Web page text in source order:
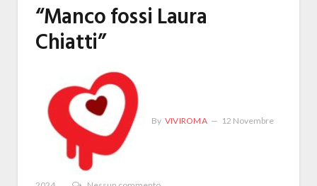
“Manco fossi Laura
Chiatti”
By VIVIROMA 12 Novembre